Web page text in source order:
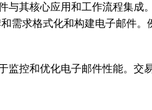
其核心应用和工作流程集成
需求格式化和构建电子邮件
控和优化电子邮件性能。